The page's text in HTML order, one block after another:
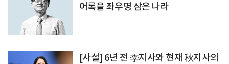
어록을 좌우명 삼은 나라
[사설] 6년 전 李지사와 현재 秋지사의